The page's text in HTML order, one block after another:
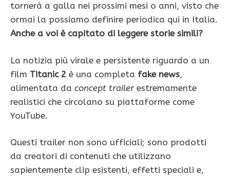
tornerà a galla nei prossimi mesi o anni, visto che
ormai la possiamo definire periodica qui in Italia.
Anche a voi è capitato di leggere storie simili?
La notizia più virale e persistente riguardo a un
film Titanic 2 è una completa fake news,
alimentata da concept trailerestremamente
realistici che circolano su piattaforme come
YouTube.
Questi trailer non sono ufficiali; sono prodotti
da creatori di contenuti che utilizzano
sapientemente clip esistenti, effetti speciali e,